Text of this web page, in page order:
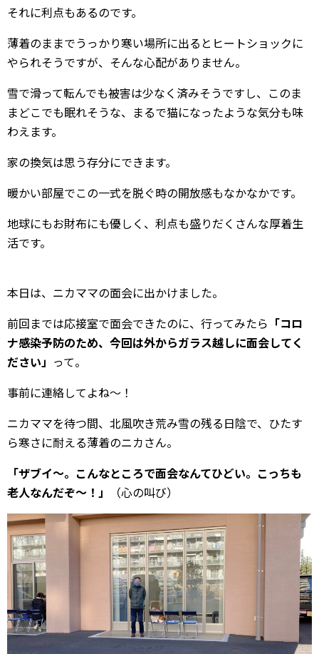
それに利点もあるのです。
薄着のままでうっかり寒い場所に出るとヒートショックに
やられそうですが、そんな心配がありません。
雪で滑って転んでも被害は少なく済みそうですし、このま
まどこでも眠れそうな、まるで猫になったような気分も味
わえます。
家の換気は思う存分にできます。
暖かい部屋でこの一式を脱ぐ時の開放感もなかなかです。
地球にもお財布にも優しく、利点も盛りだくさんな厚着生
活です。
本日は、ニカママの面会に出かけました。
前回までは応接室で面会できたのに、行ってみたら 「コロ
ナ感染予防のため、今回は外からガラス越しに面会してく
ださい」 って。
事前に連絡してよね〜！
ニカママを待つ間、北風吹き荒み雪の残る日陰で、ひたす
ら寒さに耐える薄着のニカさん。
「ザブイ〜。こんなところで面会なんてひどい。こっちも
老人なんだぞ〜！」
（心の叫び）